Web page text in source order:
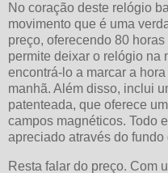
No coração deste relógio
movimento que é uma
preço, oferecendo 80
permite deixar o relógio na
encontrá-lo a marcar a
manhã. Além disso, inclui
patenteada, que oferece
campos magnéticos. Todo
apreciado através do
Resta falar do preço. Com